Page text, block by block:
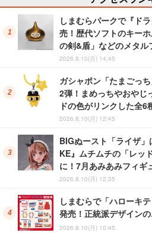
しまむらパークで『ド
売！歴代ソフトのキー
の剣&盾」などのメタル
2026.8.10(月) 14:45
ガシャポン「たまごっ
2弾！まめっちやおやじ
ドの色がリンクした全6
2026.8.10(月) 12:45
BIGぬースト「ライザ
KE』ムチムチの「レッ
に！7月あみあみフィギ
2026.8.10(月) 12:35
しまむらで「ハローキ
発売！正統派デザイン
2026.8.10(月) 10:45